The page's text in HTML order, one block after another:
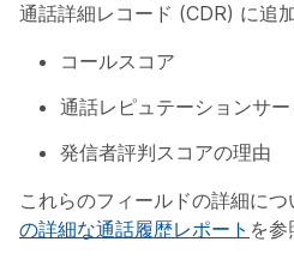
通話詳細レコード (CDR) に追
コールスコア
通話レピュテーションサ
発信者評判スコアの理由
これらのフィールドの詳細につ
の詳細な通話履歴レポート を参